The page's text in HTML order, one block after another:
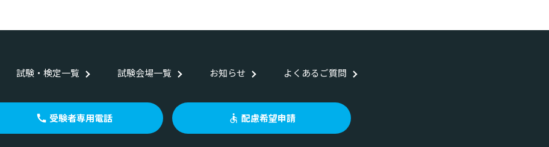
試験・検定一覧 試験会場一覧 お知らせ よくあるご質問
受験者専用電話 配慮希望申請